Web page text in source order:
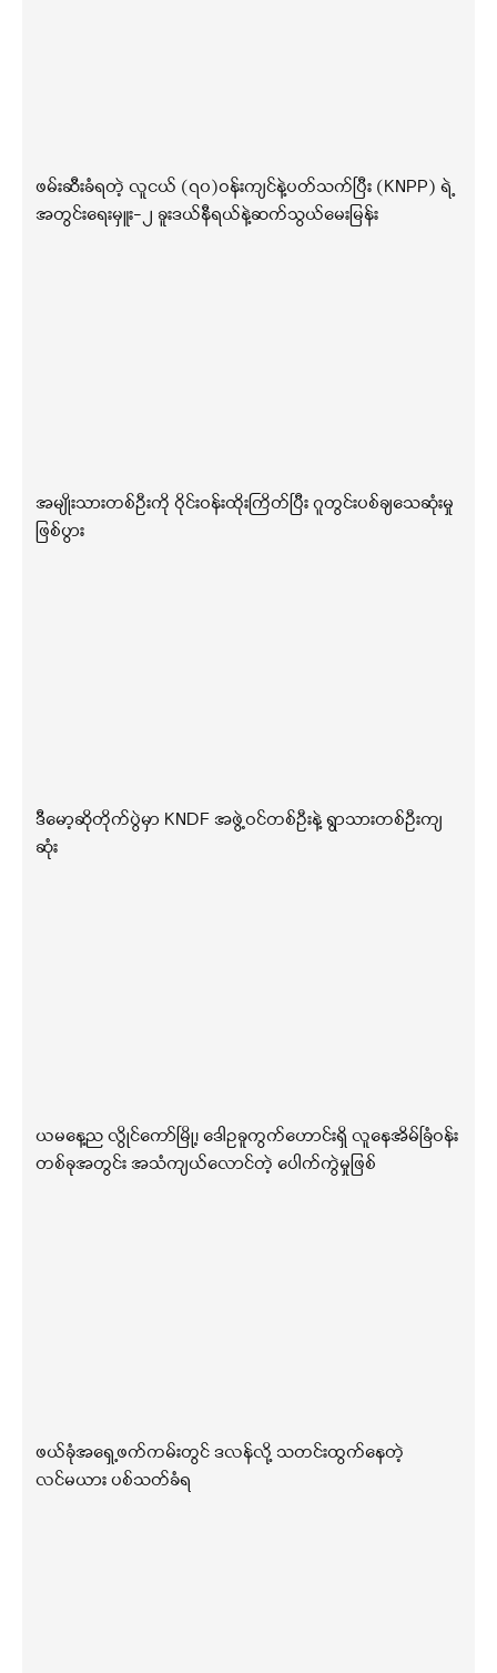
ဖမ်းဆီးခံရတဲ့ လူငယ် (၇၀)ဝန်းကျင်နဲ့ပတ်သက်ပြီး (KNPP) ရဲ့
အတွင်းရေးမှူး-၂ ခူးဒယ်နီရယ်နဲ့ဆက်သွယ်မေးမြန်း
အမျိုးသားတစ်ဦးကို ဝိုင်းဝန်းထိုးကြိတ်ပြီး ဂူတွင်းပစ်ချသေဆုံးမှု
ဖြစ်ပွား
ဒီမော့ဆိုတိုက်ပွဲမှာ KNDF အဖွဲ့ဝင်တစ်ဦးနဲ့ ရွာသားတစ်ဦးကျ
ဆုံး
ယမနေ့ည လွိုင်ကော်မြို့၊ ဒေါဥခူကွက်ဟောင်းရှိ လူနေအိမ်ခြံဝန်း
တစ်ခုအတွင်း အသံကျယ်လောင်တဲ့ ပေါက်ကွဲမှုဖြစ်
ဖယ်ခုံအရှေ့ဖက်ကမ်းတွင် ဒလန်လို့ သတင်းထွက်နေတဲ့
လင်မယား ပစ်သတ်ခံရ